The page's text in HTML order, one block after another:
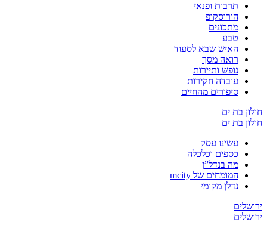
תרבות ופנאי
הורוסקופ
מתכונים
טבע
האיש שבא לסעוד
רואה מסך
נופש ותיירות
עובדה חקירות
סיפורים מהחיים
בת ים
בת ים
עשינו עסק
כספים וכלכלה
מה בנדל”ן
המומחים של mcity
נדלן מקומי